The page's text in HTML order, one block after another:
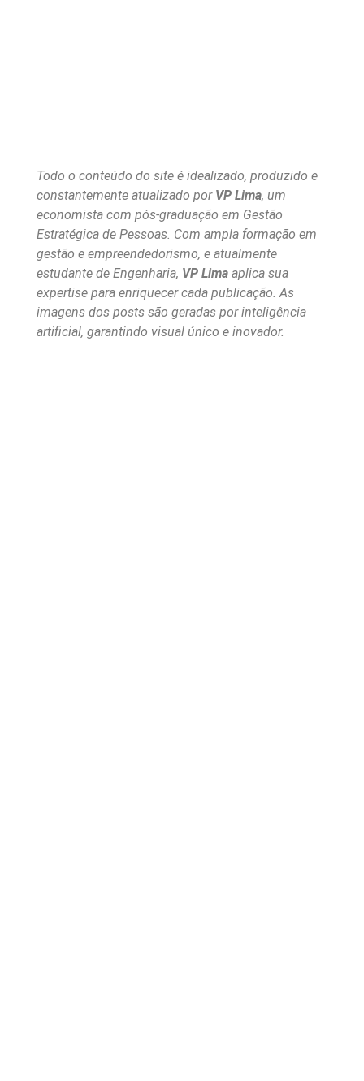
Todo o conteúdo do site é idealizado, produzido e
constantemente atualizado por VP Lima, um
economista com pós-graduação em Gestão
Estratégica de Pessoas. Com ampla formação em
gestão e empreendedorismo, e atualmente
estudante de Engenharia, VP Lima aplica sua
expertise para enriquecer cada publicação. As
imagens dos posts são geradas por inteligência
artificial, garantindo visual único e inovador.